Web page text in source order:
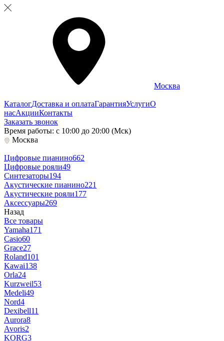
Москва
КаталогДоставка и оплатаГарантияУслугиО
насАкцииКонтакты
Заказать звонок
Время работы: с 10:00 до 20:00 (Мск)
Москва
Цифровые пианино662
Цифровые рояли49
Синтезаторы194
Акустические пианино221
Акустические рояли177
Аксессуары269
Назад
Все товары
Yamaha171
Casio60
Grace27
Roland101
Kawai138
Orla24
Kurzweil53
Medeli49
Nord4
Dexibell11
Aurora8
Avoris2
KORG3